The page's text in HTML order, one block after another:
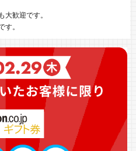
大歓迎です。
す。